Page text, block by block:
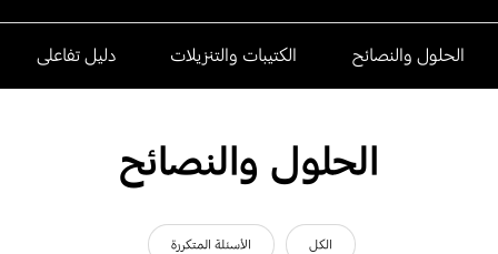
الحلول والنصائح الكتيبات والتنزيلات دليل تفاعلى
الحلول والنصائح
الكل الأسئلة المتكررة